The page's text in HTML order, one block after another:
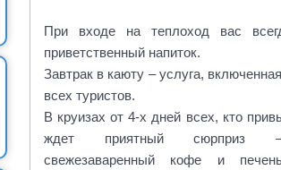
При входе на теплоход вас
приветственный напиток.
Завтрак в каюту – услуга,
всех туристов.
В круизах от 4-х дней всех, кто
ждет приятный сюрприз –
свежезаваренный кофе и